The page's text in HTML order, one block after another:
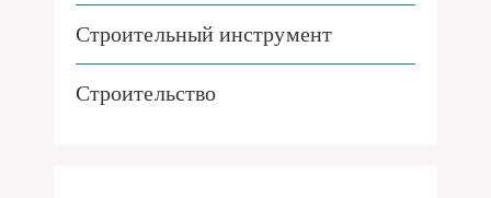
Строительный инструмент
Строительство